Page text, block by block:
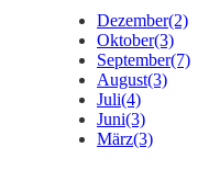
Dezember(2)
Oktober(3)
September(7)
August(3)
Juli(4)
Juni(3)
März(3)